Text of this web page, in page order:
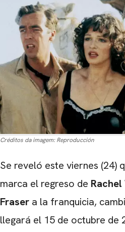
Créditos da imagem: Reproducción
Se reveló este viernes (24)
marca el regreso de Rachel
Fraser a la franquicia,
llegará el 15 de octubre de